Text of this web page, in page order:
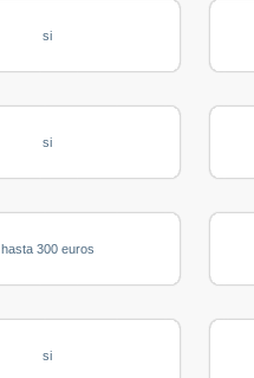
si
si
hasta 300 euros
si